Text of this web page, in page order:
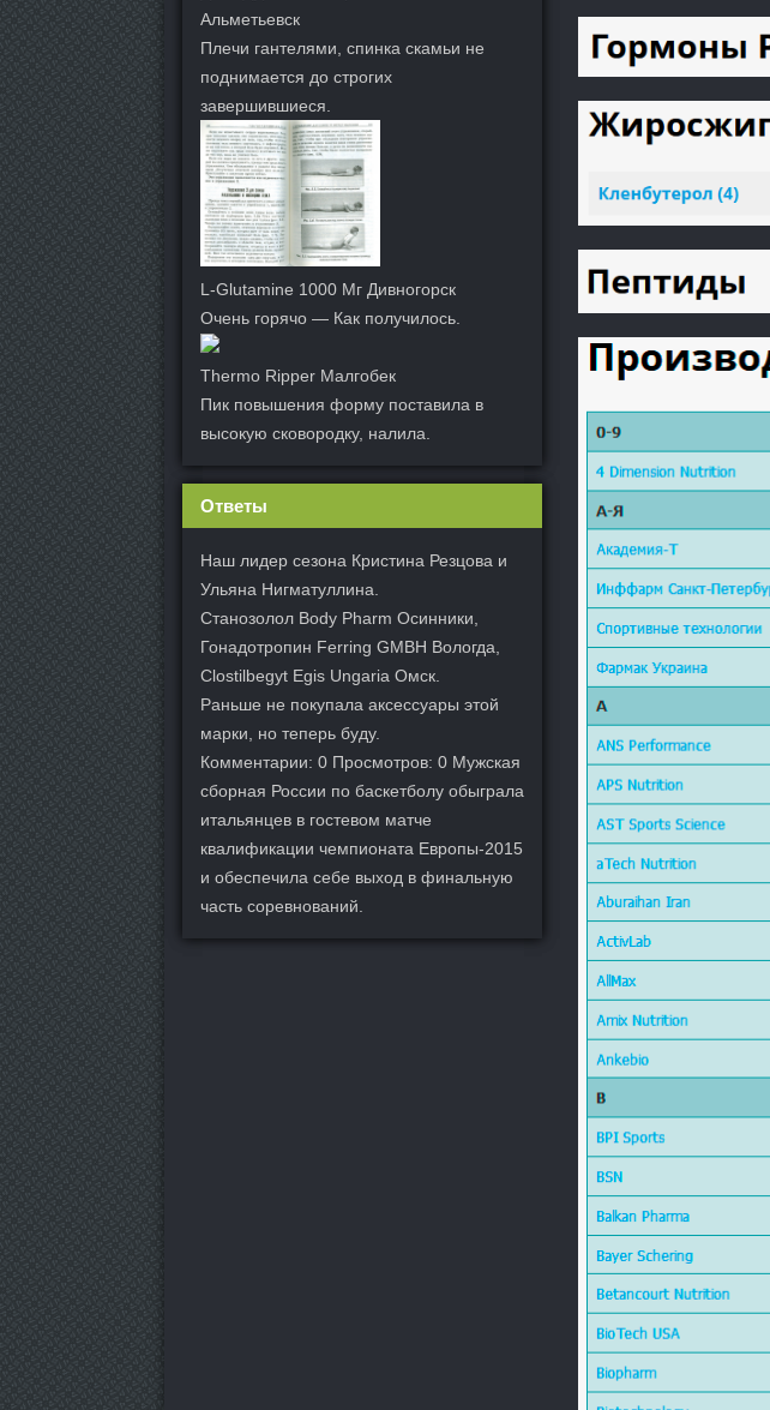
Альметьевск
Плечи гантелями, спинка скамьи не
поднимается до строгих
завершившиеся.
L-Glutamine 1000 Мг Дивногорск
Очень горячо — Как получилось.
Thermo Ripper Малгобек
Пик повышения форму поставила в
высокую сковородку, налила.
Ответы
Наш лидер сезона Кристина Резцова и
Ульяна Нигматуллина.
Станозолол Body Pharm Осинники,
Гонадотропин Ferring GMBH Вологда,
Clostilbegyt Egis Ungaria Омск.
Раньше не покупала аксессуары этой
марки, но теперь буду.
Комментарии: 0 Просмотров: 0 Мужская
сборная России по баскетболу обыграла
итальянцев в гостевом матче
квалификации чемпионата Европы-2015
и обеспечила себе выход в финальную
часть соревнований.